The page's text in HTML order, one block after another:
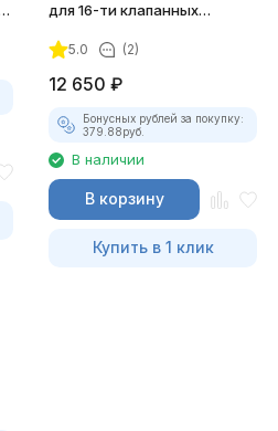
для 16-ти клапанных
5.0 (2)
12 650 ₽
Бонусных рублей за покупку:
379.88руб.
В наличии
В корзину
Купить в 1 клик